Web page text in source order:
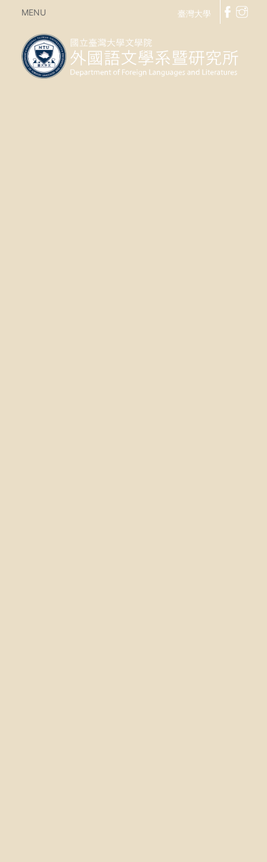
MENU 臺灣大學